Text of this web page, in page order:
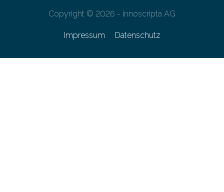
Copyright © 2026 - innoscripta AG
Impressum Datenschutz